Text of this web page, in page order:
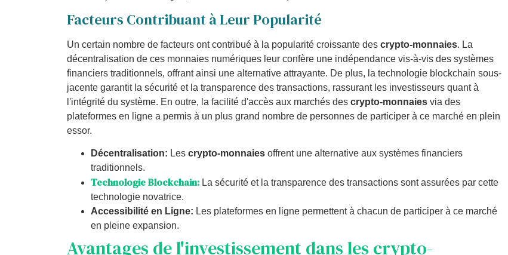
Facteurs Contribuant à Leur Popularité
Un certain nombre de facteurs ont contribué à la popularité croissante des crypto-monnaies. La
décentralisation de ces monnaies numériques leur confère une indépendance vis-à-vis des systèmes
financiers traditionnels, offrant ainsi une alternative attrayante. De plus, la technologie blockchain sous-
jacente garantit la sécurité et la transparence des transactions, rassurant les investisseurs quant à
l'intégrité du système. En outre, la facilité d'accès aux marchés des crypto-monnaies via des
plateformes en ligne a permis à un plus grand nombre de personnes de participer à ce marché en plein
essor.
Décentralisation: Les crypto-monnaies offrent une alternative aux systèmes financiers
traditionnels.
Technologie Blockchain: La sécurité et la transparence des transactions sont assurées par cette
technologie novatrice.
Accessibilité en Ligne: Les plateformes en ligne permettent à chacun de participer à ce marché
en pleine expansion.
Avantages de l'investissement dans les crypto-